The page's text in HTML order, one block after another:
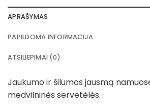
APRAŠYMAS
PAPILDOMA INFORMACIJA
ATSILIEPIMAI (0)
Jaukumo ir šilumos jausmą
medvilninės servetėlės.